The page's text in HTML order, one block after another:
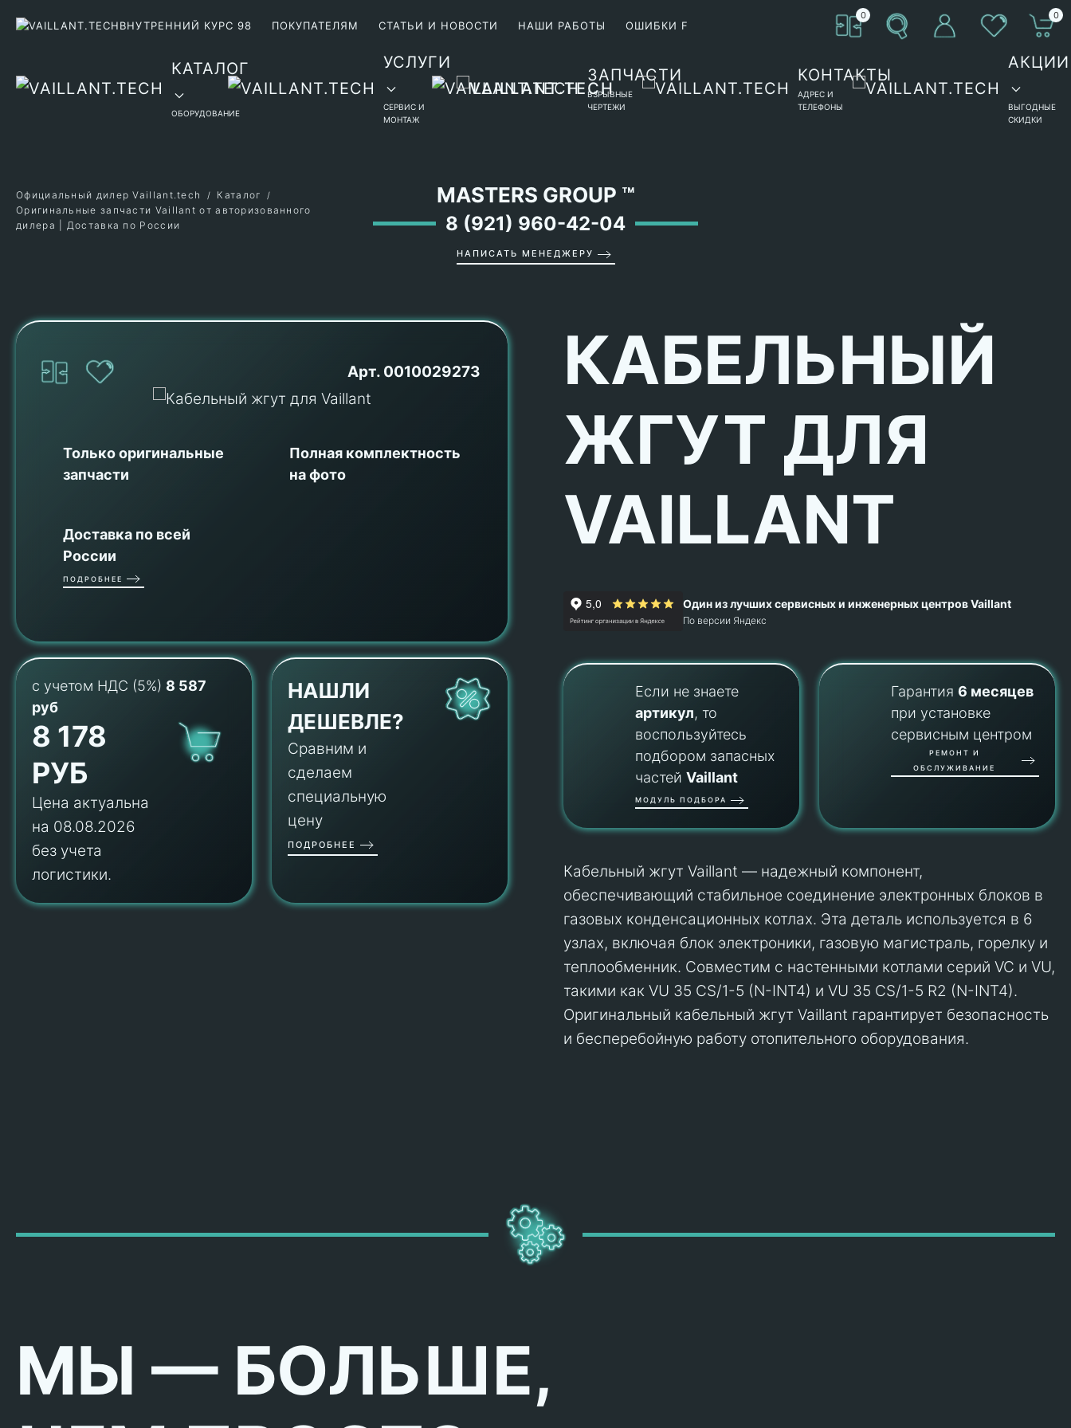
ВНУТРЕННИЙ КУРС 98 ПОКУПАТЕЛЯМ СТАТЬИ И НОВОСТИ НАШИ РАБОТЫ ОШИБКИ F
0 0
КАТАЛОГ
ОБОРУДОВАНИЕ
УСЛУГИ
СЕРВИС И
МОНТАЖ
ЗАПЧАСТИ
ВЗРЫВНЫЕ
ЧЕРТЕЖИ
КОНТАКТЫ
АДРЕС И
ТЕЛЕФОНЫ
АКЦИИ
ВЫГОДНЫЕ
СКИДКИ
MASTERS GROUP ™
8 (921) 960-42-04
НАПИСАТЬ МЕНЕДЖЕРУ
Официальный дилер Vaillant.tech
Каталог
Оригинальные запчасти Vaillant от авторизованного
дилера | Доставка по России
Арт. 0010029273
Только оригинальные
запчасти
Полная комплектность
на фото
Доставка по всей
России
ПОДРОБНЕЕ
с учетом НДС (5%) 8 587
руб
8 178
РУБ
Цена актуальна
на 08.08.2026
без учета
логистики.
НАШЛИ
ДЕШЕВЛЕ?
Сравним и
сделаем
специальную
цену
ПОДРОБНЕЕ
КАБЕЛЬНЫЙ
ЖГУТ ДЛЯ
VAILLANT
Один из лучших сервисных и инженерных центров Vaillant
По версии Яндекс
Если не знаете
артикул, то
воспользуйтесь
подбором запасных
частейVaillant
МОДУЛЬ ПОДБОРА
Гарантия6 месяцев
при установке
сервисным центром
РЕМОНТ И
ОБСЛУЖИВАНИЕ
Кабельный жгут Vaillant — надежный компонент,
обеспечивающий стабильное соединение электронных блоков в
газовых конденсационных котлах. Эта деталь используется в 6
узлах, включая блок электроники, газовую магистраль, горелку и
теплообменник. Совместим с настенными котлами серий VC и VU,
такими как VU 35 CS/1-5 (N-INT4) и VU 35 CS/1-5 R2 (N-INT4).
Оригинальный кабельный жгут Vaillant гарантирует безопасность
и бесперебойную работу отопительного оборудования.
МЫ — БОЛЬШЕ,